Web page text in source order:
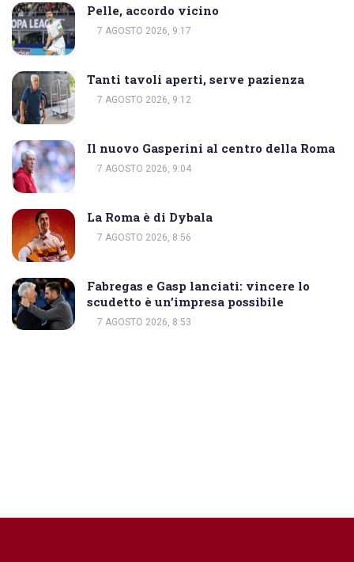
Pelle, accordo vicino
7 AGOSTO 2026, 9:17
Tanti tavoli aperti, serve pazienza
7 AGOSTO 2026, 9:12
Il nuovo Gasperini al centro della Roma
7 AGOSTO 2026, 9:04
La Roma è di Dybala
7 AGOSTO 2026, 8:56
Fabregas e Gasp lanciati: vincere lo
scudetto è un’impresa possibile
7 AGOSTO 2026, 8:53